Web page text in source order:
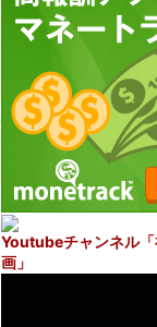
Youtubeチャンネル
画」